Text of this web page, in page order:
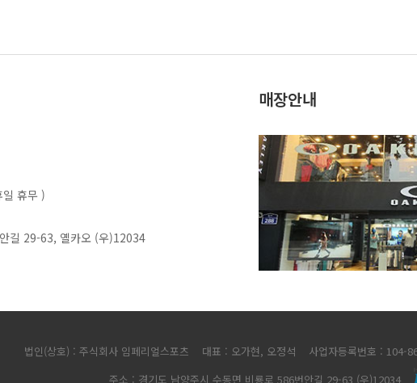
휴무 )
길 29-63, 옐카오 (우)12034
매장안내
법인(상호) : 주식회사 임페리얼스포츠 대표 : 오가현, 오정석 사업자등록번호 : 104-
주소 : 경기도 남양주시 수동면 비룡로 586번안길 29-63 (우)12034